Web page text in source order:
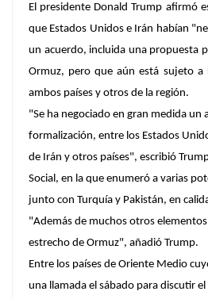
El presidente Donald Trump afirmó
que Estados Unidos e Irán habían
un acuerdo, incluida una propuesta
Ormuz, pero que aún está sujeto a
ambos países y otros de la región.
"Se ha negociado en gran medida un
formalización, entre los Estados
de Irán y otros países", escribió
Social, en la que enumeró a varias
junto con Turquía y Pakistán, en
"Además de muchos otros
estrecho de Ormuz", añadió Trump.
Entre los países de Oriente Medio
una llamada el sábado para discutir